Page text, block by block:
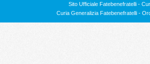
Sito Ufficiale Fatebenefratelli -
Curia Generalizia Fatebenefratelli -